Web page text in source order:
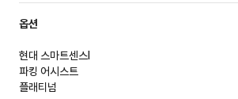
옵션
현대 스마트센스Ⅰ
파킹 어시스트
플래티넘